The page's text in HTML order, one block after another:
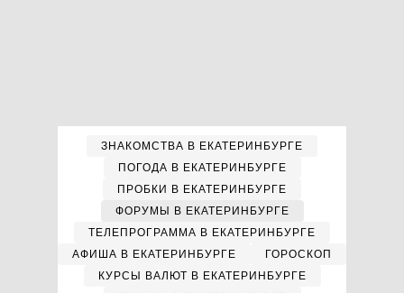
ЗНАКОМСТВА В ЕКАТЕРИНБУРГЕ
ПОГОДА В ЕКАТЕРИНБУРГЕ
ПРОБКИ В ЕКАТЕРИНБУРГЕ
ФОРУМЫ В ЕКАТЕРИНБУРГЕ
ТЕЛЕПРОГРАММА В ЕКАТЕРИНБУРГЕ
АФИША В ЕКАТЕРИНБУРГЕ
ГОРОСКОП
КУРСЫ ВАЛЮТ В ЕКАТЕРИНБУРГЕ